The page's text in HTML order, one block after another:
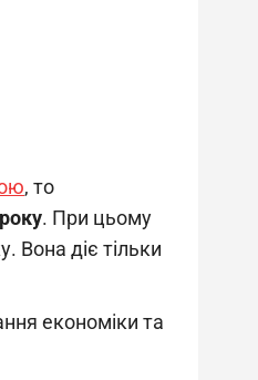
, то
. При цьому
Вона діє тільки
економіки та